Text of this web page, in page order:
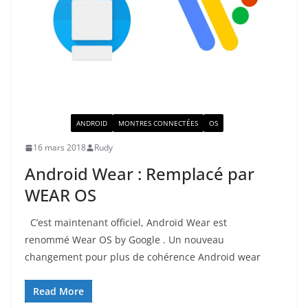
ANDROID MONTRES CONNECTÉES OS
16 mars 2018 Rudy
Android Wear : Remplacé par
WEAR OS
C’est maintenant officiel, Android Wear est
renommé Wear OS by Google . Un nouveau
changement pour plus de cohérence Android wear
Read More